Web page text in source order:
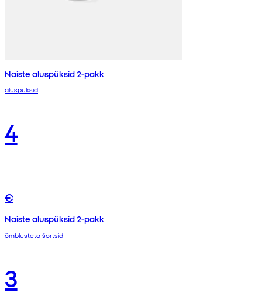
Naiste aluspüksid 2-pakk
aluspüksid
4
€
Naiste aluspüksid 2-pakk
õmblusteta šortsid
3